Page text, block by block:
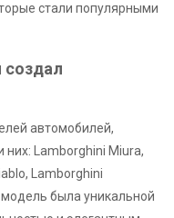
стали популярными
создал
автомобилей,
Lamborghini Miura,
Lamborghini
была уникальной